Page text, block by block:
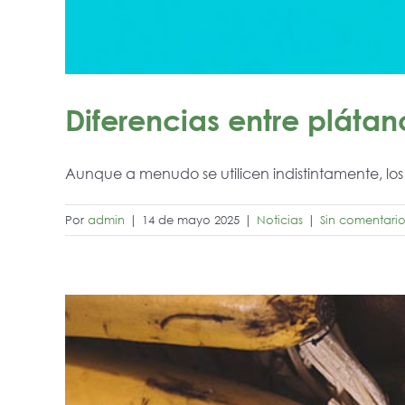
Diferencias entre
Aunque a menudo se utilicen indistintamente,
Por admin | 14 de mayo 2025 | Noticias | Sin